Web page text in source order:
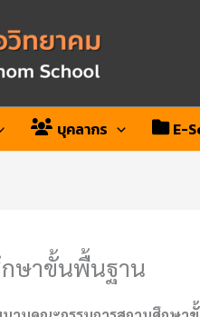
บุคลากร E-
ษาขั้นพื้นฐาน